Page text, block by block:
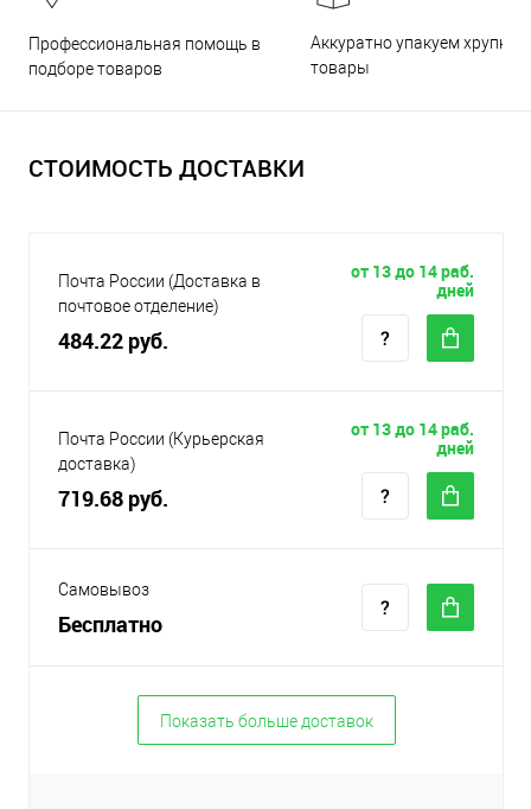
Профессиональная помощь в
подборе товаров
Аккуратно упакуем хрупкие
товары
СТОИМОСТЬ ДОСТАВКИ
Почта России (Доставка в
почтовое отделение)
484.22 руб.
от 13 до 14 раб.
дней
Почта России (Курьерская
доставка)
719.68 руб.
от 13 до 14 раб.
дней
Самовывоз
Бесплатно
Показать больше доставок